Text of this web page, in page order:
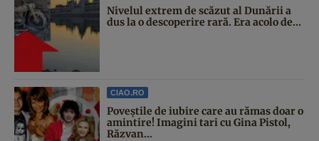
Nivelul extrem de scăzut al Dunării a
dus la o descoperire rară. Era acolo de...
CIAO.RO
Poveştile de iubire care au rămas doar o
amintire! Imagini tari cu Gina Pistol,
Răzvan...